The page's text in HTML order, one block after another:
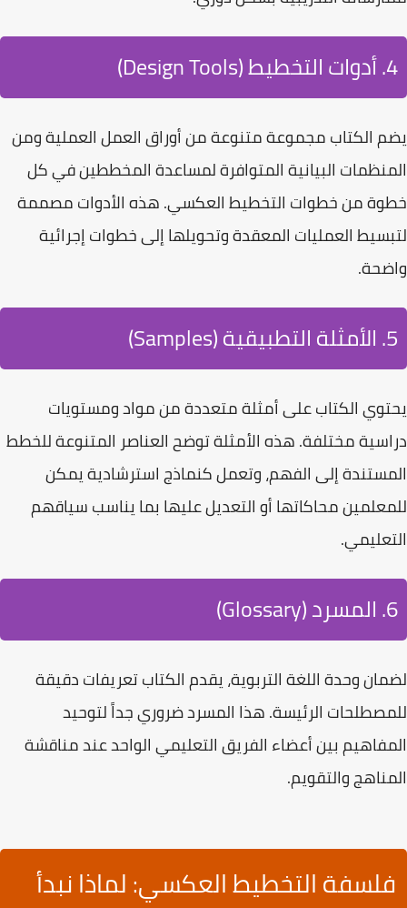
4. أدوات التخطيط (Design Tools)
يضم الكتاب مجموعة متنوعة من أوراق العمل العملية ومن
المنظمات البيانيةالمتوافرة لمساعدة المخططين في كل
خطوة من خطوات التخطيط العكسي. هذه الأدوات مصممة
لتبسيط العمليات المعقدة وتحويلها إلى خطوات إجرائية
واضحة.
5. الأمثلة التطبيقية (Samples)
يحتوي الكتاب علىأمثلة متعددةمن مواد ومستويات
دراسية مختلفة. هذه الأمثلة توضح العناصر المتنوعة للخطط
المستندة إلى الفهم، وتعمل كنماذج استرشادية يمكن
للمعلمين محاكاتها أو التعديل عليها بما يناسب سياقهم
التعليمي.
6. المسرد (Glossary)
لضمان وحدة اللغة التربوية، يقدم الكتابتعريفات دقيقة
للمصطلحات الرئيسة. هذا المسرد ضروري جداً لتوحيد
المفاهيم بين أعضاء الفريق التعليمي الواحد عند مناقشة
المناهج والتقويم.
فلسفة التخطيط العكسي: لماذا نبدأ